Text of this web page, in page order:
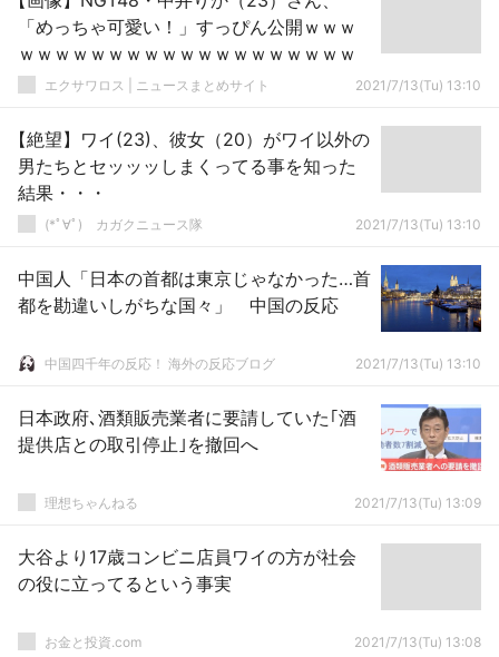
「めっちゃ可愛い！」すっぴん公開ｗｗｗ
ｗｗｗｗｗｗｗｗｗｗｗｗｗｗｗｗｗｗｗ
エクサワロス | ニュースまとめサイト 2021/7/13(Tu) 13:10
【絶望】ワイ(23)、彼女（20）がワイ以外の
男たちとセッッッしまくってる事を知った
結果・・・
(*ﾟ∀ﾟ)ゞカガクニュース隊 2021/7/13(Tu) 13:10
中国人「日本の首都は東京じゃなかった…首
都を勘違いしがちな国々」 中国の反応
中国四千年の反応！ 海外の反応ブログ 2021/7/13(Tu) 13:10
日本政府､酒類販売業者に要請していた｢酒
提供店との取引停止｣を撤回へ
理想ちゃんねる 2021/7/13(Tu) 13:09
大谷より17歳コンビニ店員ワイの方が社会
の役に立ってるという事実
お金と投資.com 2021/7/13(Tu) 13:08